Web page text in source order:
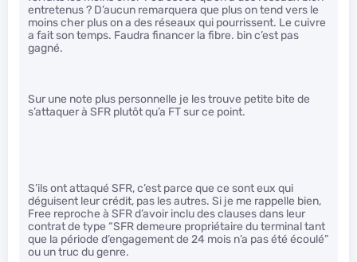
entretenus ? D’aucun remarquera que plus on tend vers le
moins cher plus on a des réseaux qui pourrissent. Le cuivre
a fait son temps. Faudra financer la fibre. bin c’est pas
gagné.
Sur une note plus personnelle je les trouve petite bite de
s’attaquer à SFR plutôt qu’a FT sur ce point.
S’ils ont attaqué SFR, c’est parce que ce sont eux qui
déguisent leur crédit, pas les autres. Si je me rappelle bien,
Free reproche à SFR d’avoir inclu des clauses dans leur
contrat de type “SFR demeure propriétaire du terminal tant
que la période d’engagement de 24 mois n’a pas été écoulé”
ou un truc du genre.